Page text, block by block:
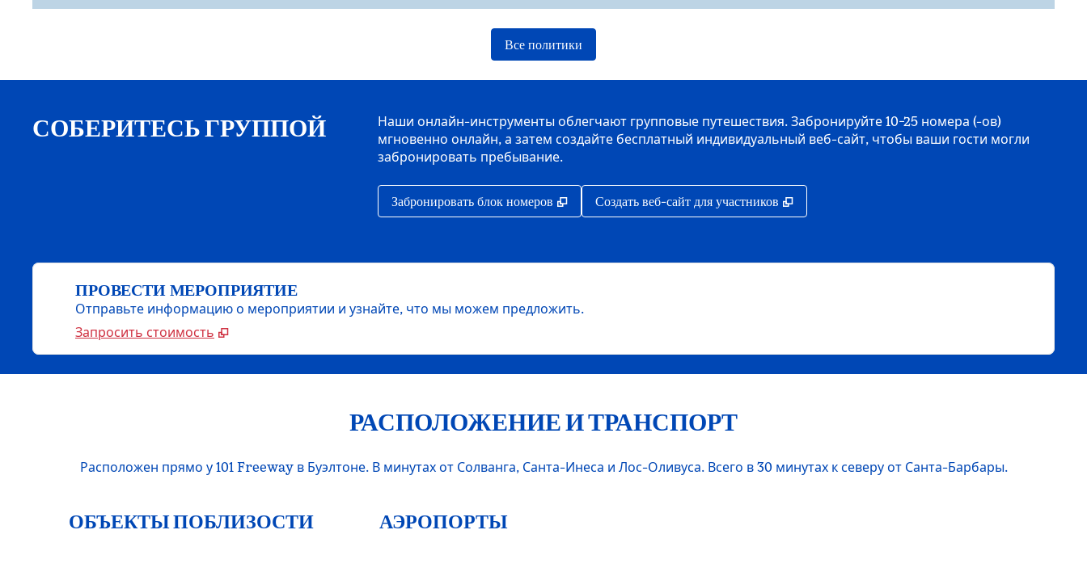
Все политики
СОБЕРИТЕСЬ ГРУППОЙ
Наши онлайн-инструменты облегчают групповые путешествия. Забронируйте 10−25 номера (-ов)
мгновенно онлайн, а затем создайте бесплатный индивидуальный веб-сайт, чтобы ваши гости могли
забронировать пребывание.
Забронировать блок номеров , Открывается в новой вкладке
Создать веб-сайт для участников ,
ПРОВЕСТИ МЕРОПРИЯТИЕ
Отправьте информацию о мероприятии и узнайте, что мы можем предложить.
Запросить стоимость
РАСПОЛОЖЕНИЕ И ТРАНСПОРТ
Расположен прямо у 101 Freeway в Буэлтоне. В минутах от Солванга, Санта-Инеса и Лос-Оливуса. Всего в 30 минутах к северу от Санта-Барбары.
ОБЪЕКТЫ ПОБЛИЗОСТИ АЭРОПОРТЫ